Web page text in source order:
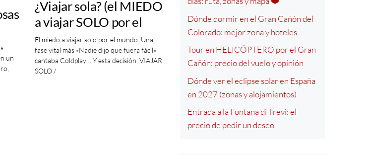
un
¿Viajar sola? (el MIEDO
a viajar SOLO por el
MUNDO)
El miedo a viajar solo por el mundo. Una
fase vital más «Nadie dijo que fuera fácil»
cantaba Coldplay… Y esta decisión, VIAJAR
SOLO /
Dónde dormir en el Gran Cañón del
Colorado: mejor zona y hoteles
Tour en HELICÓPTERO por el Gran
Cañón: precio del vuelo y opinión
Dónde ver el eclipse solar en España
en 2027 (zonas y alojamientos)
Entrada a la Fontana di Trevi: el
precio de pedir un deseo